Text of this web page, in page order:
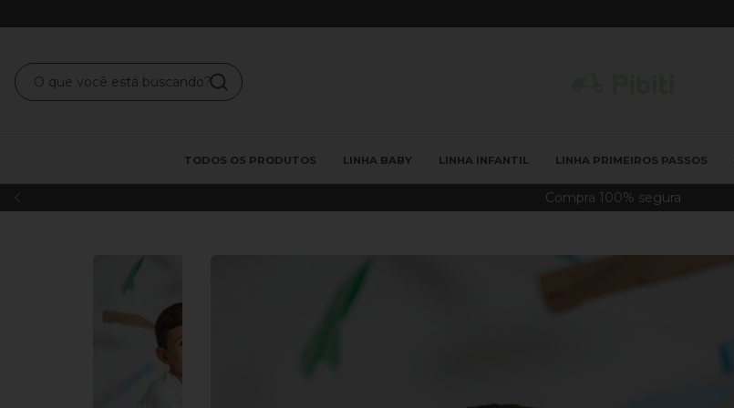
TODOS OS PRODUTOS LINHA BABY LINHA INFANTIL LINHA PRIMEIROS PASSOS